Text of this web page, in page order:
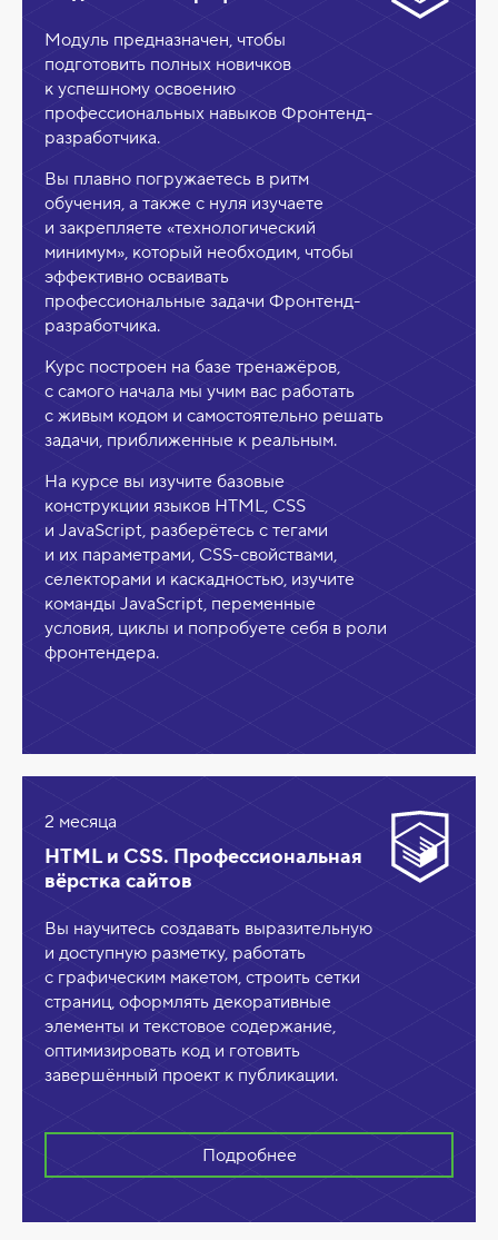
Модуль предназначен, чтобы
подготовить полных новичков
к успешному освоению
профессиональных навыков Фронтенд-
разработчика.
Вы плавно погружаетесь в ритм
обучения, а также с нуля изучаете
и закрепляете «технологический
минимум», который необходим, чтобы
эффективно осваивать
профессиональные задачи Фронтенд-
разработчика.
Курс построен на базе тренажёров,
с самого начала мы учим вас работать
с живым кодом и самостоятельно решать
задачи, приближенные к реальным.
На курсе вы изучите базовые
конструкции языков HTML, CSS
и JavaScript, разберётесь с тегами
и их параметрами, CSS-свойствами,
селекторами и каскадностью, изучите
команды JavaScript, переменные
условия, циклы и попробуете себя в роли
фронтендера.
2 месяца
HTML и CSS. Профессиональная
вёрстка сайтов
Вы научитесь создавать выразительную
и доступную разметку, работать
с графическим макетом, строить сетки
страниц, оформлять декоративные
элементы и текстовое содержание,
оптимизировать код и готовить
завершённый проект к публикации.
Подробнее